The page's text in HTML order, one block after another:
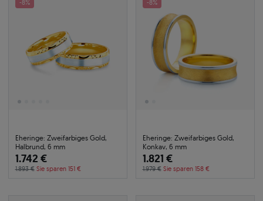
-8%
Eheringe: Zweifarbiges Gold,
Halbrund, 6 mm
1.742 €
1.893 € Sie sparen 151 €
-8%
Eheringe: Zweifarbiges Gold,
Konkav, 6 mm
1.821 €
1.979 € Sie sparen 158 €